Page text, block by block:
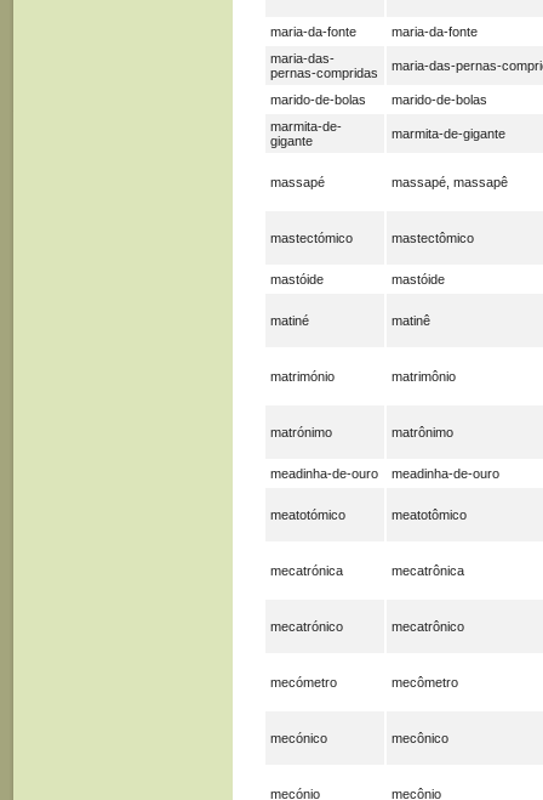
maria-da-fonte
maria-da-fonte
maria-das-
pernas-compridas
maria-das-pernas-
marido-de-bolas
marido-de-bolas
marmita-de-
gigante
marmita-de-gigante
massapé massapé, massapê
mastectómico mastectômico
mastóide mastóide
matiné matinê
matrimónio matrimônio
matrónimo matrônimo
meadinha-de-ouro meadinha-de-ouro
meatotómico meatotômico
mecatrónica mecatrônica
mecatrónico mecatrônico
mecómetro mecômetro
mecónico mecônico
mecónio mecônio